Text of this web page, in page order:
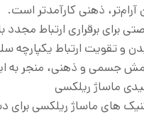
ذهنی کارآمدتر است.
برای برقراری ارتباط
بدن و تقویت ارتباط
جسمی و ذهنی، منجر به
ماساژ ریلکسی
های ماساژ ریلکسی